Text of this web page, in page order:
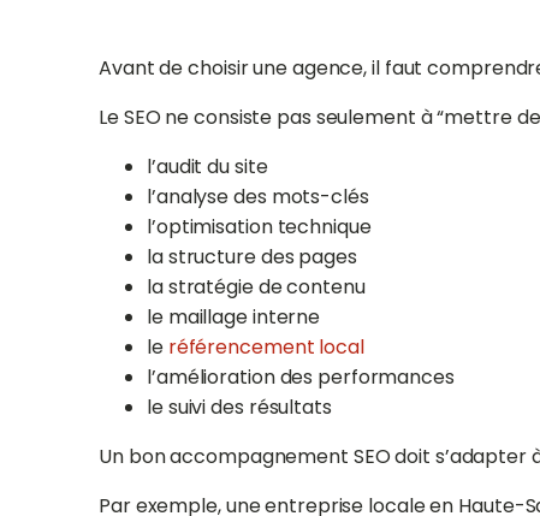
Avant de choisir une agence, il faut
Le SEO ne consiste pas seulement à “mettre
l’audit du site
l’analyse des mots-clés
l’optimisation technique
la structure des pages
la stratégie de contenu
le maillage interne
le référencement local
l’amélioration des performances
le suivi des résultats
Un bon accompagnement SEO doit
Par exemple, une entreprise locale en Haute-